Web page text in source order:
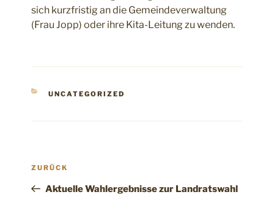
sich kurzfristig an die Gemeindeverwaltung
(Frau Jopp) oder ihre Kita-Leitung zu wenden.
KATEGORIEN
UNCATEGORIZED
Vorheriger
ZURÜCK
Aktuelle Wahlergebnisse zur Landratswahl